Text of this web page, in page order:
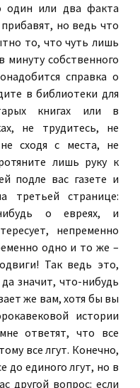
один или два факта
но ведь что
то, что чуть лишь
собственного
справка о
в библиотеки для
книгах или в
не трудитесь, не
сходя с места, не
лишь руку к
подле вас газете и
странице:
о евреях, и
непременно
одно и то же –
Так ведь это,
значит, что-нибудь
же вам, хотя бы вы
истории
ответят, что все
все лгут. Конечно,
до единого лгут, но в
другой вопрос: если